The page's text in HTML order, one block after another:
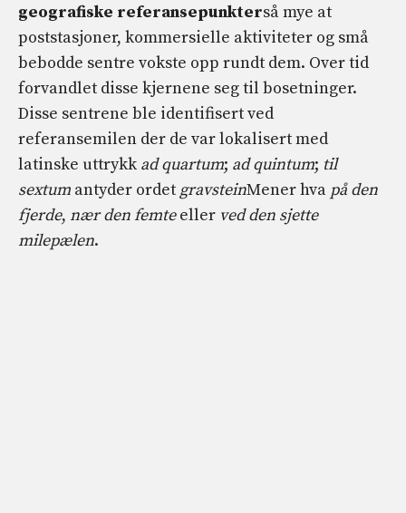
geografiske referansepunkterså mye at
poststasjoner, kommersielle aktiviteter og små
bebodde sentre vokste opp rundt dem. Over tid
forvandlet disse kjernene seg til bosetninger.
Disse sentrene ble identifisert ved
referansemilen der de var lokalisert med
latinske uttrykk ad quartum; ad quintum; til
sextum antyder ordet gravsteinMener hva på den
fjerde, nær den femteeller ved den sjette
milepælen.